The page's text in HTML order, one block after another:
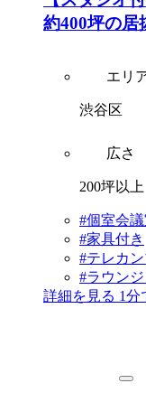
約400坪の居
エリ
渋谷区
広さ
200坪以上
#個室会
#家具付き
#テレカ
#ラウン
詳細を見る 1分